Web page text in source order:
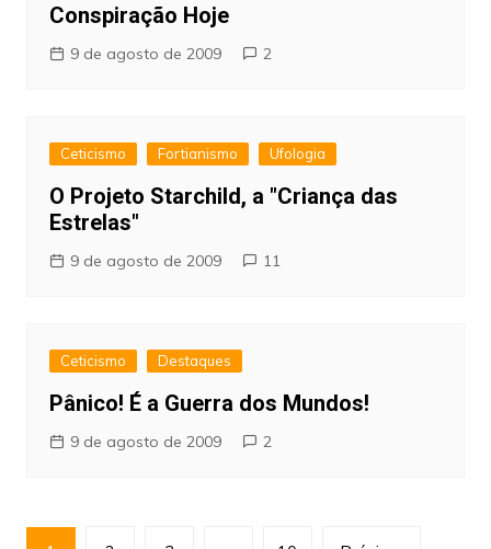
Conspiração Hoje
9 de agosto de 2009 2
Ceticismo Fortianismo Ufologia
O Projeto Starchild, a "Criança das
Estrelas"
9 de agosto de 2009 11
Ceticismo Destaques
Pânico! É a Guerra dos Mundos!
9 de agosto de 2009 2
Paginação